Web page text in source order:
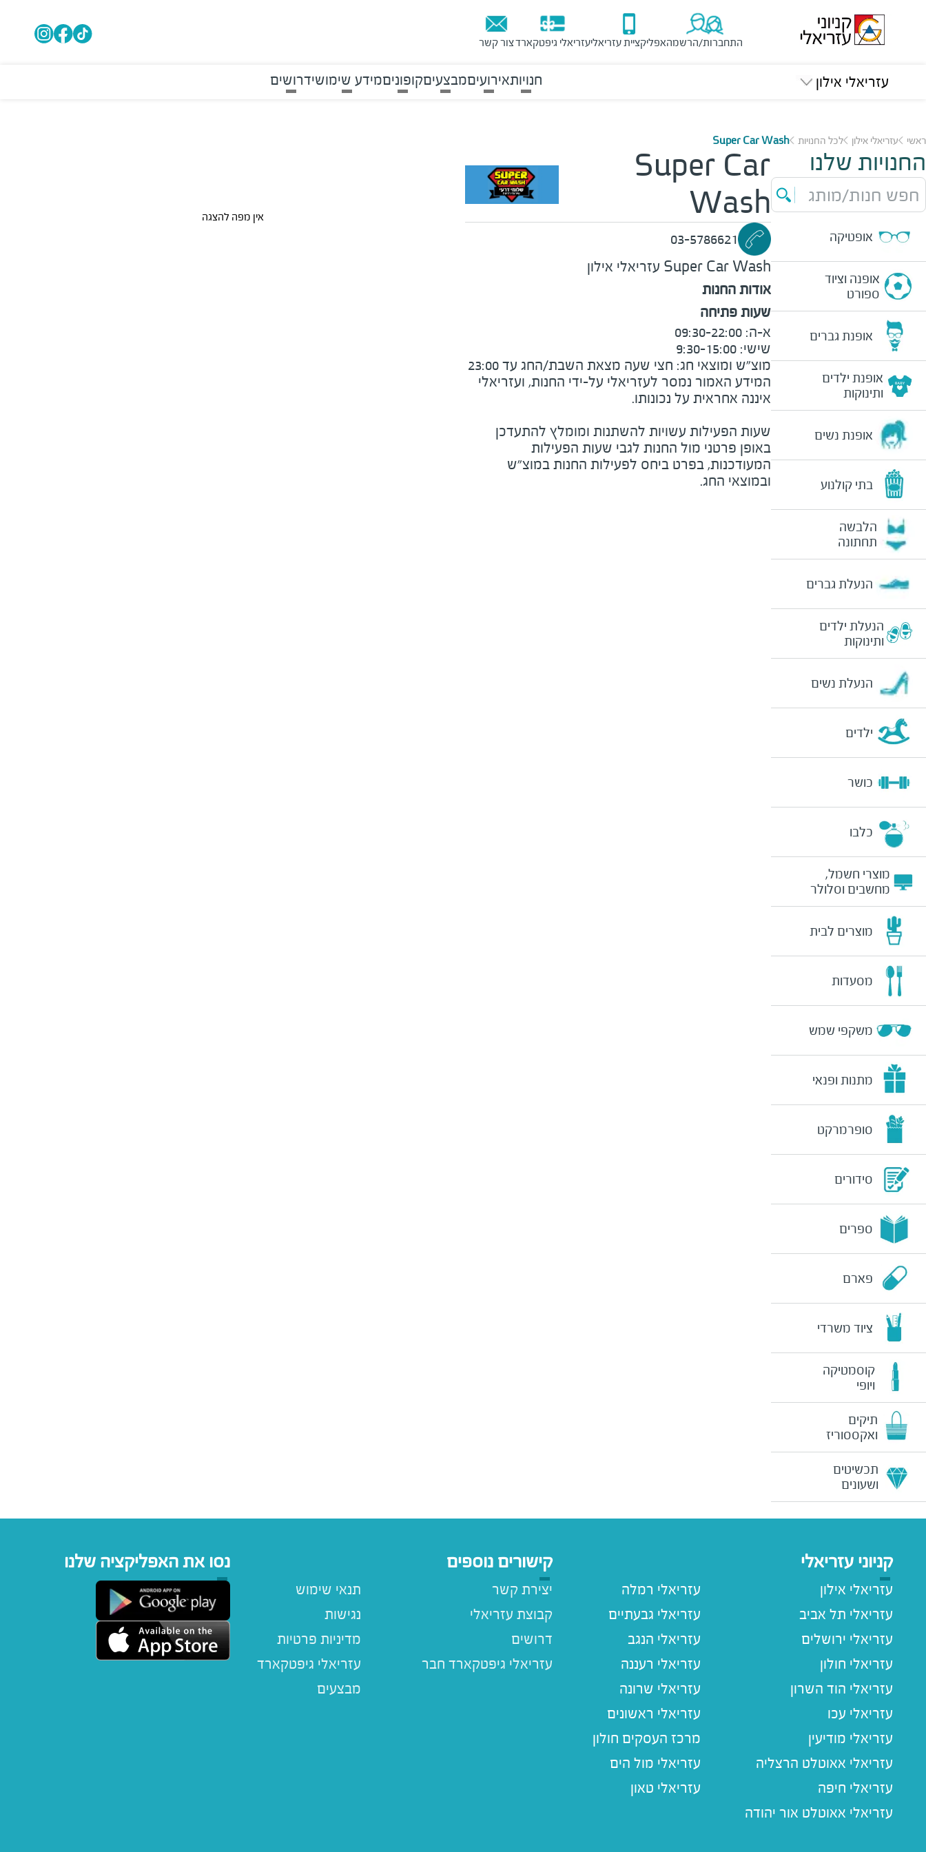
התחברות/הרשמהאפליקציית עזריאליעזריאלי גיפטקארדצור קשר
עזריאלי אילון חנויותאירועיםמבצעיםקופוניםמידע שימושידרושים
ראשי עזריאלי אילון לכל החנויות Super Car Wash
החנויות שלנו
חפש חנות/מותג
אופטיקה
אופנה וציוד
ספורט
אופנת גברים
אופנת ילדים
ותינוקות
אופנת נשים
בתי קולנוע
הלבשה
תחתונה
הנעלת גברים
הנעלת ילדים
ותינוקות
הנעלת נשים
ילדים
כושר
כלבו
מוצרי חשמל,
מחשבים וסלולר
מוצרים לבית
מסעדות
משקפי שמש
מתנות ופנאי
סופרמרקט
סידורים
ספרים
פארם
ציוד משרדי
קוסמטיקה
ויופי
תיקים
ואקססוריז
תכשיטים
ושעונים
Super Car
Wash
03-5786621
Super Car Wash עזריאלי אילון
אודות החנות
שעות פתיחה
מוצ״ש ומוצאי חג: חצי שעה מצאת השבת/החג עד 23:00
המידע האמור נמסר לעזריאלי על-ידי החנות, ועזריאלי
שעות הפעילות עשויות להשתנות ומומלץ להתעדכן
באופן פרטני מול החנות לגבי שעות הפעילות
המעודכנות, בפרט ביחס לפעילות החנות במוצ"ש
ובמוצאי החג.
אין מפה להצגה
קניוני עזריאלי
עזריאלי אילון
עזריאלי תל אביב
עזריאלי ירושלים
עזריאלי חולון
עזריאלי הוד השרון
עזריאלי עכו
עזריאלי מודיעין
עזריאלי אאוטלט הרצליה
עזריאלי חיפה
עזריאלי אאוטלט אור יהודה
עזריאלי רמלה
עזריאלי גבעתיים
עזריאלי הנגב
עזריאלי רעננה
עזריאלי שרונה
עזריאלי ראשונים
מרכז העסקים חולון
עזריאלי מול הים
עזריאלי טאון
קישורים נוספים
תנאי שימוש
נגישות
מדיניות פרטיות
עזריאלי גיפטקארד
מבצעים
יצירת קשר
קבוצת עזריאלי
דרושים
נסו את האפליקציה שלנו